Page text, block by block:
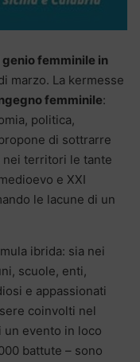
genio femminile in
marzo. La kermesse
femminile:
politica,
di sottrarre
nei territori le tante
e XXI
le lacune di un
ibrida: sia nei
scuole, enti,
e appassionati
coinvolti nel
un evento in loco
battute – sono